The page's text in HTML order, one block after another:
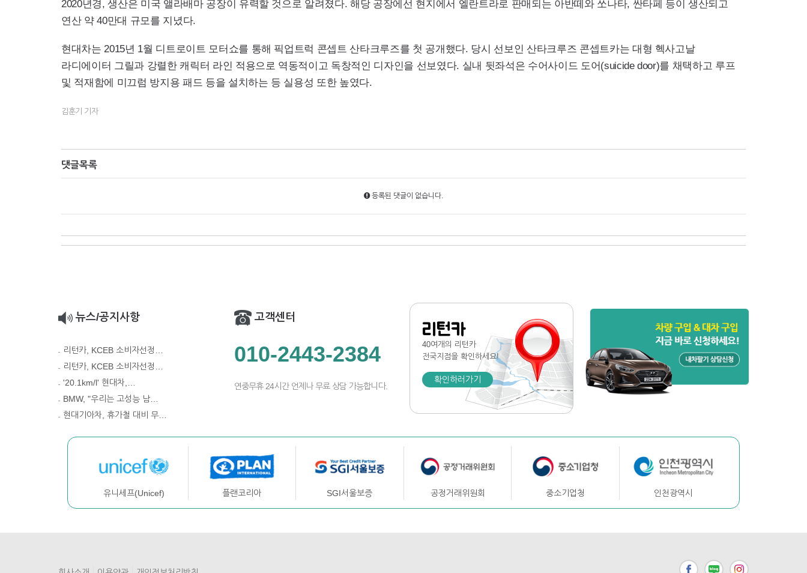
2020년경, 생산은 미국 앨라배마 공장이 유력할 것으로 알려졌다. 해당 공장에선 현지에서 엘란트라로 판매되는 아반떼와 쏘나타, 싼타페 등이 생산되고
연산 약 40만대 규모를 지녔다.
현대차는 2015년 1월 디트로이트 모터쇼를 통해 픽업트럭 콘셉트 산타크루즈를 첫 공개했다. 당시 선보인 산타크루즈 콘셉트카는 대형 헥사고날
라디에이터 그릴과 강렬한 캐릭터 라인 적용으로 역동적이고 독창적인 디자인을 선보였다. 실내 뒷좌석은 수어사이드 도어(suicide door)를 채택하고 루프
및 적재함에 미끄럼 방지용 패드 등을 설치하는 등 실용성 또한 높였다.
김훈기 기자
댓글목록
등록된 댓글이 없습니다.
뉴스/공지사항
리턴카, KCEB 소비자선정…
리턴카, KCEB 소비자선정…
'20.1km/l' 현대차,…
BMW, "우리는 고성능 남…
현대기아차, 휴가철 대비 무…
고객센터
010-2443-2384
연중무휴 24시간 언제나 무료 상담 가능합니다.
리턴카
40여개의 리턴카
전국지점을 확인하세요!
확인하러가기
유니세프(Unicef) 플랜코리아 SGI서울보증 공정거래위원회 중소기업청 인천광역시